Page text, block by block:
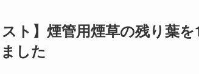
スト】煙管用煙草の残り葉
した